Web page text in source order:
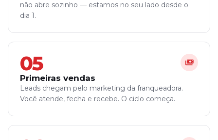
não abre sozinho — estamos no seu lado desde o
dia 1.
05 payments
Primeiras vendas
Leads chegam pelo marketing da franqueadora.
Você atende, fecha e recebe. O ciclo começa.